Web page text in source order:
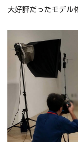
大好評だったモデル